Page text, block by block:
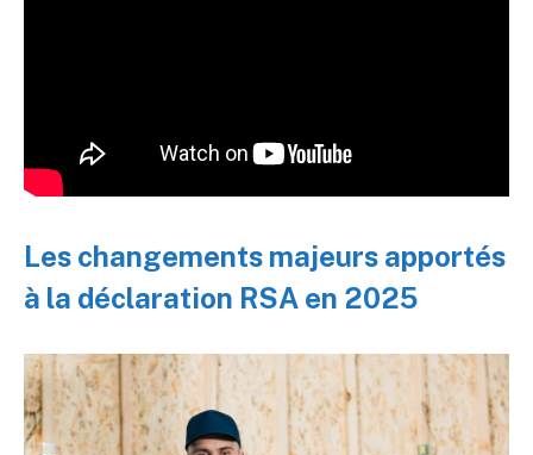
Les changements majeurs apportés
à la déclaration RSA en 2025